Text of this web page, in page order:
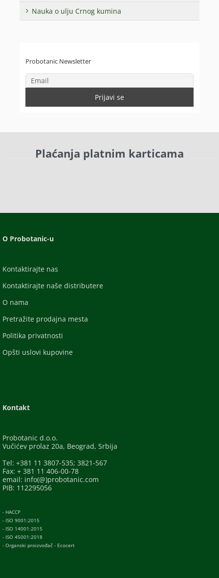
Nauka o ulju Crnog kumina
Probotanic Newsletter
Plaćanja platnim karticama
O Probotanic-u
Kontaktirajte nas
Kontaktirajte naše distributere
O nama
Pretražite prodajna mesta
Politika privatnosti
Opšti uslovi kupovine
Kontakt
Probotanic d.o.o.
Vučićev prolaz 20a, Beograd, Srbija
Tel: +381 11 3807-535; 3821-567
Fax: + 381 11 406-00-78
email: info(@)probotanic.com
PIB: 112295056
- HACCP
- ISO 9001:2015
- ISO 14001:2015
- ISO 45001:2018
- Organski proizvođač - Ecocert